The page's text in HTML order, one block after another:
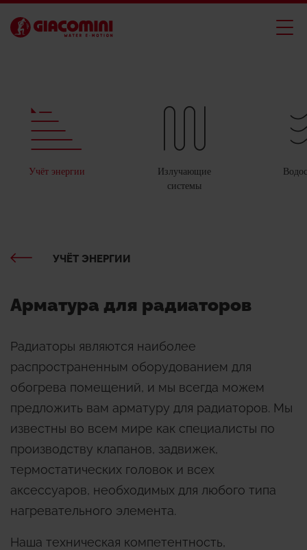
Учёт энергии
Излучающие
системы
УЧЁТ ЭНЕРГИИ
Арматура для радиаторов
Радиаторы являются наиболее
распространенным оборудованием для
обогрева помещений, и мы всегда можем
предложить вам арматуру для радиаторов. Мы
известны во всем мире как специалисты по
производству клапанов, задвижек,
термостатических головок и всех
аксессуаров, необходимых для любого типа
нагревательного элемента.
Наша техническая компетентность,